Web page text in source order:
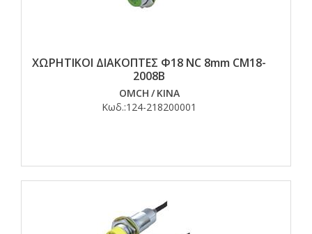
ΧΩΡΗΤΙΚΟΙ ΔΙΑΚΟΠΤΕΣ Φ18 ΝC 8mm CM18-
2008B
OMCH / ΚΙΝΑ
Κωδ.:124-218200001